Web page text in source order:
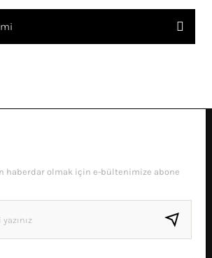
noktaları öneri formunu kullanarak
daha pahalı.
alternatifler olmalı.
haberdar olmak için e-bültenimize abone